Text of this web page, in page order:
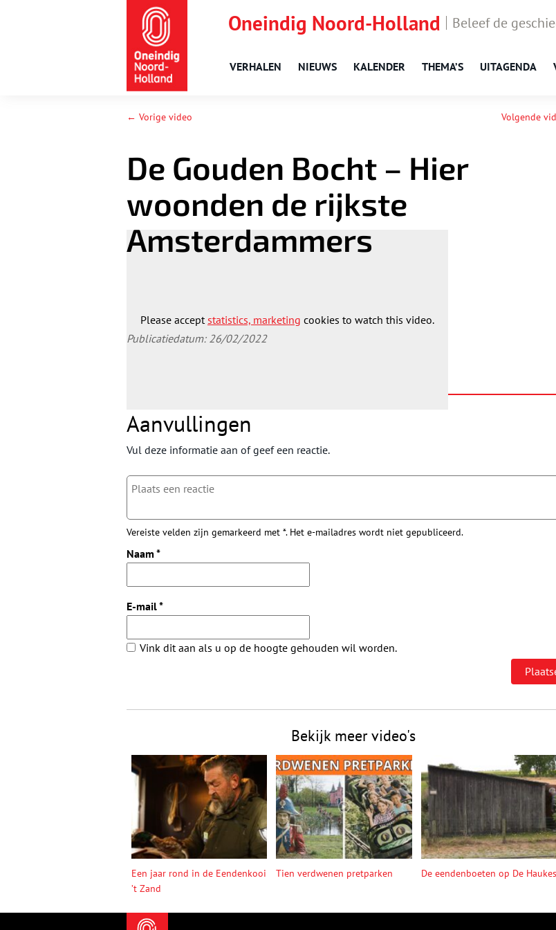
Oneindig Noord-Holland Beleef de
VERHALEN NIEUWS KALENDER THEMA’S UITAGENDA
← Vorige video Volgende
De Gouden Bocht – Hier
woonden de rijkste
Amsterdammers
Please acceptstatistics, marketing cookies to watch this video.
Publicatiedatum: 26/02/2022
Aanvullingen
Vul deze informatie aan of geef een reactie.
Vereiste velden zijn gemarkeerd met *. Het e-mailadres wordt niet gepubliceerd.
Naam *
E-mail*
Vink dit aan als u op de hoogte gehouden wil worden.
Bekijk meer video's
Een jaar rond in de Eendenkooi
’t Zand
Tien verdwenen pretparken De eendenboeten op De Haukes